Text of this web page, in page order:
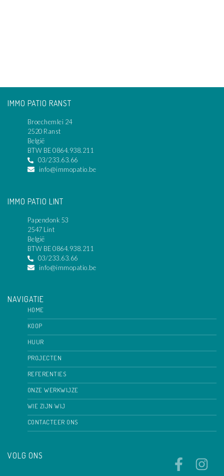
IMMO PATIO RANST
Broechemlei 24
2520 Ranst
België
BTW BE 0864.938.211
03/233.63.66
info@immopatio.be
IMMO PATIO LINT
Papendonk 53
2547 Lint
België
BTW BE 0864.938.211
03/233.63.66
info@immopatio.be
NAVIGATIE
HOME
KOOP
HUUR
PROJECTEN
REFERENTIES
ONZE WERKWIJZE
WIE ZIJN WIJ
CONTACTEER ONS
VOLG ONS